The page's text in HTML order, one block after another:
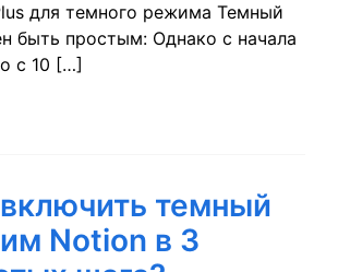
для темного режима Темный
быть простым: Однако с начала
с 10 […]
темный
Notion в 3